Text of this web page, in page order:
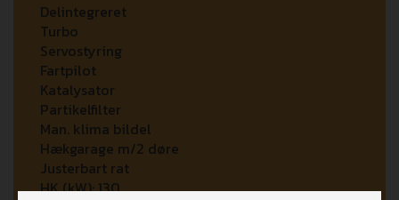
Delintegreret
Turbo
Servostyring
Fartpilot
Katalysator
Partikelfilter
Man. klima bildel
Hækgarage m/2 døre
Justerbart rat
HK (kW):130